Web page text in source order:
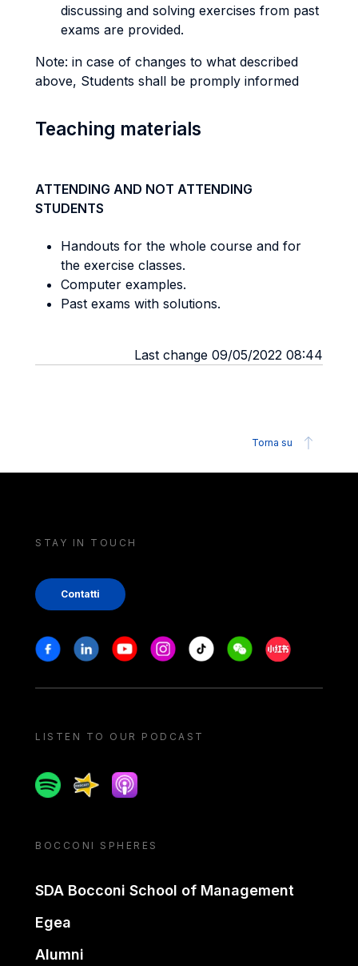
discussing and solving exercises from past
exams are provided.
Note: in case of changes to what described
above, Students shall be promply informed
Teaching materials
ATTENDING AND NOT ATTENDING
STUDENTS
Handouts for the whole course and for
the exercise classes.
Computer examples.
Past exams with solutions.
Last change 09/05/2022 08:44
Torna su
STAY IN TOUCH
Contatti
Stay in touch
FacebookLinkedinYoutubeInstagram
Tiktok WeechatXiaohongshu/
LISTEN TO OUR PODCAST
SpotifySpreakerApple podcast
BOCCONI SPHERES
SDA Bocconi School of Management
Egea
Alumni